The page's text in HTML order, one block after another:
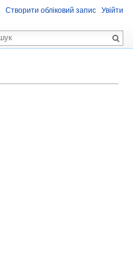
Створити обліковий запис Увійти